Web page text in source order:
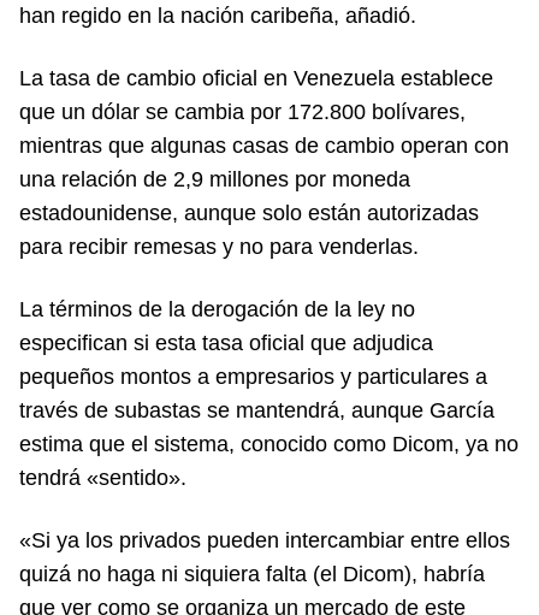
han regido en la nación caribeña, añadió.
La tasa de cambio oficial en Venezuela establece
que un dólar se cambia por 172.800 bolívares,
mientras que algunas casas de cambio operan con
una relación de 2,9 millones por moneda
estadounidense, aunque solo están autorizadas
para recibir remesas y no para venderlas.
La términos de la derogación de la ley no
especifican si esta tasa oficial que adjudica
pequeños montos a empresarios y particulares a
través de subastas se mantendrá, aunque García
estima que el sistema, conocido como Dicom, ya no
tendrá «sentido».
«Si ya los privados pueden intercambiar entre ellos
quizá no haga ni siquiera falta (el Dicom), habría
que ver como se organiza un mercado de este